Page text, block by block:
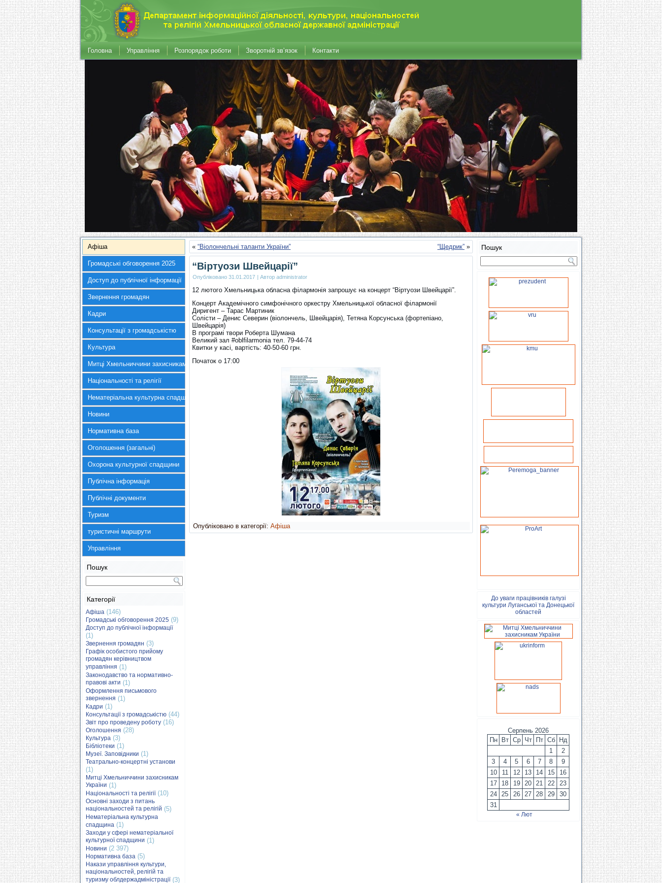
Головна Управління Розпорядок роботи Зворотній зв’язок Контакти
Афіша
Громадські обговорення 2025
Доступ до публічної інформації
Звернення громадян
Кадри
Консультації з громадськістю
Культура
Митці Хмельниччини захисникам України
Національності та релігії
Нематеріальна культурна спадщина
Новини
Нормативна база
Оголошення (загальні)
Охорона культурної спадщини
Публічна інформація
Публічні документи
Туризм
туристичні маршрути
Управління
Пошук
Категорії
Афіша (146)
Громадські обговорення 2025 (9)
Доступ до публічної інформації
(1)
Звернення громадян (3)
Графік особистого прийому
громадян керівництвом
управління (1)
Законодавство та нормативно-
правові акти (1)
Оформлення письмового
звернення (1)
Кадри (1)
Консультації з громадськістю (44)
Звіт про проведену роботу (16)
Оголошення (28)
Культура (3)
Бібліотеки (1)
Музеї. Заповідники (1)
Театрально-концертні установи
(1)
Митці Хмельниччини захисникам
України (1)
Національності та релігії(10)
Основні заходи з питань
національностей та релігій (5)
Нематеріальна культурна
спадщина (1)
Заходи у сфері нематеріальної
культурної спадщини (1)
Новини (2 397)
Нормативна база (5)
Накази управління культури,
національностей, релігій та
туризму облдержадміністрації(3)
« “Віолончельні таланти України” “Щедрик” »
“Віртуози Швейцарії”
Опубліковано 31.01.2017 | Автор administrator
12 лютого Хмельницька обласна філармонія запрошує на концерт “Віртуози Швейцарії”.
Концерт Академічного симфонічного оркестру Хмельницької обласної філармонії
Диригент – Тарас Мартиник
Солісти – Денис Северин (віолончель, Швейцарія), Тетяна Корсунська (фортепіано,
Швейцарія)
В програмі твори Роберта Шумана
Великий зал #oblfilarmonia тел. 79-44-74
Квитки у касі, вартість: 40-50-60 грн.
Початок о 17:00
Опубліковано в категорії: Афіша
Пошук
До уваги працівників галузі
культури Луганської та Донецької
областей
Серпень 2026
Пн
Вт Ср Чт Пт Сб
Нд
1
2
3
4 5 6 7 8
9
10
11 12 13 14 15
16
17
18 19 20 21 22
23
24
25 26 27 28 29
30
31
« Лют